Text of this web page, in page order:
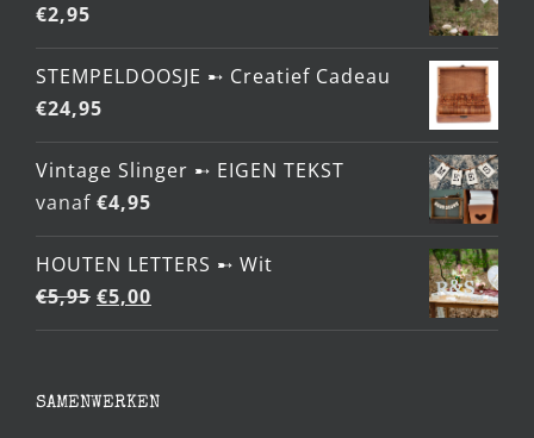
€2,95
STEMPELDOOSJE ➸ Creatief Cadeau
€24,95
Vintage Slinger ➸ EIGEN TEKST
vanaf €4,95
HOUTEN LETTERS ➸ Wit
€5,95 Oorspronkelijke
prijs
€5,95.
€5,00
prijs
€5,00.
SAMENWERKEN